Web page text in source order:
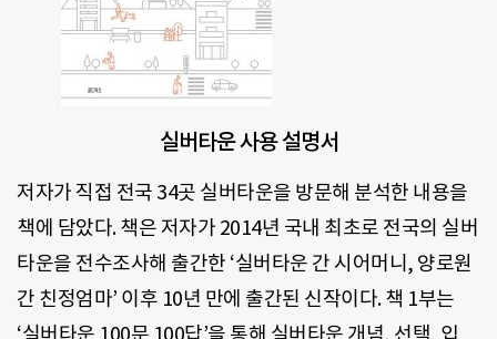
실버타운 사용 설명서
저자가 직접 전국 34곳 실버타운을 방문해 분석한 내용을
책에 담았다. 책은 저자가 2014년 국내 최초로 전국의 실버
타운을 전수조사해 출간한 ‘실버타운 간 시어머니, 양로원
간 친정엄마’ 이후 10년 만에 출간된 신작이다. 책 1부는